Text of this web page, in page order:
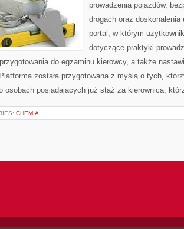
prowadzenia pojazdów,
drogach oraz
portal, w którym
dotyczące praktyki
do egzaminu kierowcy, a także
została przygotowana z myślą o tych,
osobach posiadających już staż za kierownicą,
CHEMIA